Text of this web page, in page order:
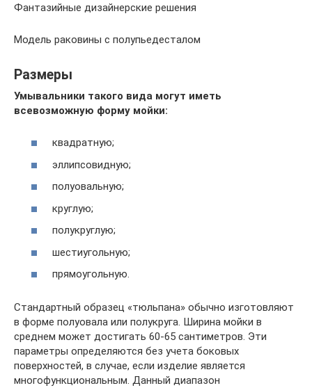
Фантазийные дизайнерские решения
Модель раковины с полупьедесталом
Размеры
Умывальники такого вида могут иметь
всевозможную форму мойки:
квадратную;
эллипсовидную;
полуовальную;
круглую;
полукруглую;
шестиугольную;
прямоугольную.
Стандартный образец «тюльпана» обычно изготовляют
в форме полуовала или полукруга. Ширина мойки в
среднем может достигать 60-65 сантиметров. Эти
параметры определяются без учета боковых
поверхностей, в случае, если изделие является
многофункциональным. Данный диапазон